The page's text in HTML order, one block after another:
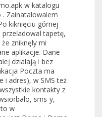
w katalogu
Zainatalowalem
kiknięciu górnej
tapetę,
zniknęly mi
aplikacje. Dane
dzialają i bez
Poczta ma
i adres), w SMS też
kontakty z
sms-y,
w